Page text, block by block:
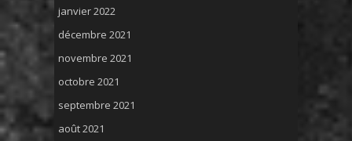
janvier 2022
décembre 2021
novembre 2021
octobre 2021
septembre 2021
août 2021